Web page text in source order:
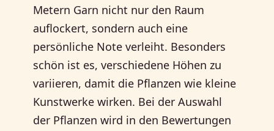
Metern Garn nicht nur den Raum
auflockert, sondern auch eine
persönliche Note verleiht. Besonders
schön ist es, verschiedene Höhen zu
variieren, damit die Pflanzen wie kleine
Kunstwerke wirken. Bei der Auswahl
der Pflanzen wird in den Bewertungen